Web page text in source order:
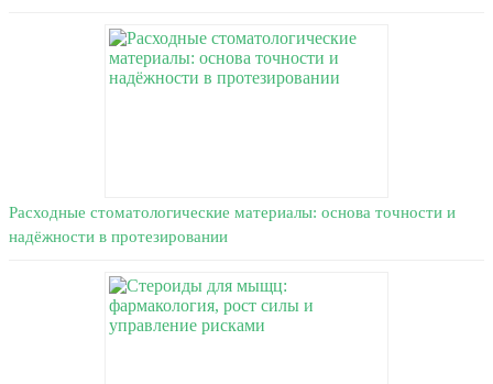
Расходные стоматологические материалы: основа точности и
надёжности в протезировании